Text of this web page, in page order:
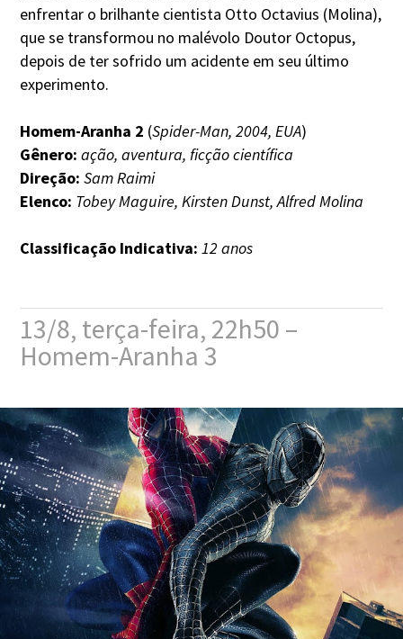
enfrentar o brilhante cientista Otto Octavius (Molina),
que se transformou no malévolo Doutor Octopus,
depois de ter sofrido um acidente em seu último
experimento.
Homem-Aranha 2 (Spider-Man, 2004, EUA)
Gênero: ação, aventura, ficção científica
Direção: Sam Raimi
Elenco: Tobey Maguire, Kirsten Dunst, Alfred Molina
Classificação Indicativa: 12 anos
13/8, terça-feira, 22h50 –
Homem-Aranha 3